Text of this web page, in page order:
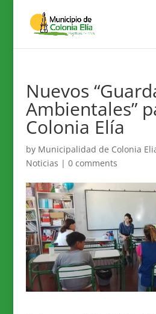
Nuevos
Ambientales”
Colonia Elía
by Municipalidad de Colonia
Noticias | 0 comments